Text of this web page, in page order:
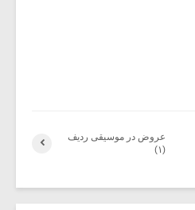
عروض در موسیقی ردیف
(۱)